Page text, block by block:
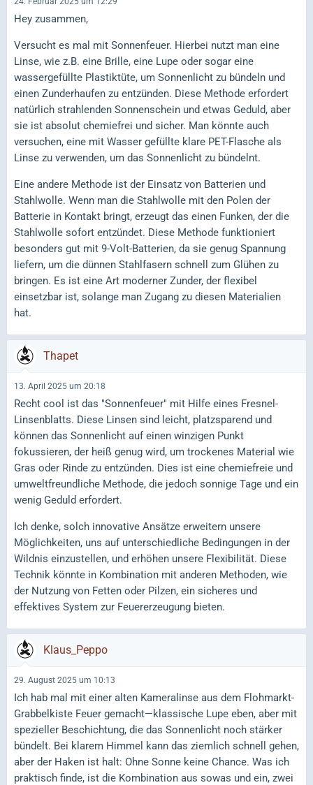
Hey zusammen,
Versucht es mal mit Sonnenfeuer. Hierbei nutzt man eine
Linse, wie z.B. eine Brille, eine Lupe oder sogar eine
wassergefüllte Plastiktüte, um Sonnenlicht zu bündeln und
einen Zunderhaufen zu entzünden. Diese Methode erfordert
natürlich strahlenden Sonnenschein und etwas Geduld, aber
sie ist absolut chemiefrei und sicher. Man könnte auch
versuchen, eine mit Wasser gefüllte klare PET-Flasche als
Linse zu verwenden, um das Sonnenlicht zu bündelnt.
Eine andere Methode ist der Einsatz von Batterien und
Stahlwolle. Wenn man die Stahlwolle mit den Polen der
Batterie in Kontakt bringt, erzeugt das einen Funken, der die
Stahlwolle sofort entzündet. Diese Methode funktioniert
besonders gut mit 9-Volt-Batterien, da sie genug Spannung
liefern, um die dünnen Stahlfasern schnell zum Glühen zu
bringen. Es ist eine Art moderner Zunder, der flexibel
einsetzbar ist, solange man Zugang zu diesen Materialien
hat.
Thapet
13. April 2025 um 20:18
Recht cool ist das "Sonnenfeuer" mit Hilfe eines Fresnel-
Linsenblatts. Diese Linsen sind leicht, platzsparend und
können das Sonnenlicht auf einen winzigen Punkt
fokussieren, der heiß genug wird, um trockenes Material wie
Gras oder Rinde zu entzünden. Dies ist eine chemiefreie und
umweltfreundliche Methode, die jedoch sonnige Tage und ein
wenig Geduld erfordert.
Ich denke, solch innovative Ansätze erweitern unsere
Möglichkeiten, uns auf unterschiedliche Bedingungen in der
Wildnis einzustellen, und erhöhen unsere Flexibilität. Diese
Technik könnte in Kombination mit anderen Methoden, wie
der Nutzung von Fetten oder Pilzen, ein sicheres und
effektives System zur Feuererzeugung bieten.
Klaus_Peppo
29. August 2025 um 10:13
Ich hab mal mit einer alten Kameralinse aus dem Flohmarkt-
Grabbelkiste Feuer gemacht—klassische Lupe eben, aber mit
spezieller Beschichtung, die das Sonnenlicht noch stärker
bündelt. Bei klarem Himmel kann das ziemlich schnell gehen,
aber der Haken ist halt: Ohne Sonne keine Chance. Was ich
praktisch finde, ist die Kombination aus sowas und ein, zwei